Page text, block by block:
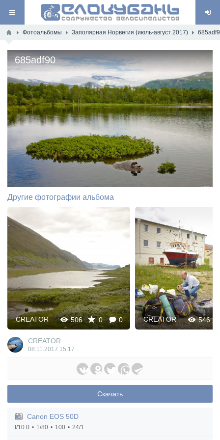
Фотоальбомы Заполярная Норвегия (июль-август 2017)
685adf90
Другие фотографии альбома
506 0 0
CREATOR 546
CREATOR
CREATOR
08.11.2017 15:17
Скачать
Canon EOS 50D
f/10.0 1/80 100 24/1